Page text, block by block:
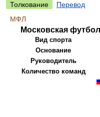
Толкование
Перевод
МФЛ
Московская
Вид спорта
Основание
Руководитель
Количество команд